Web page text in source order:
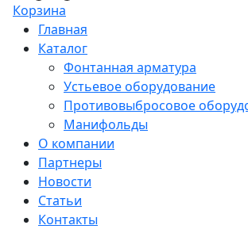
Корзина
Главная
Каталог
Фонтанная арматура
Устьевое оборудование
Противовыбросовое
Манифольды
О компании
Партнеры
Новости
Статьи
Контакты